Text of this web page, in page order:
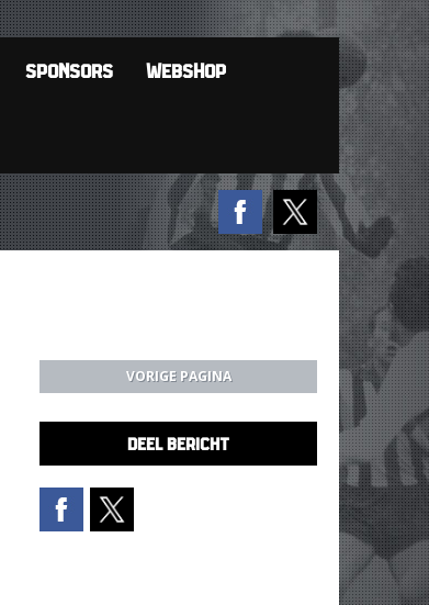
SPONSORS WEBSHOP
VORIGE PAGINA
DEEL BERICHT